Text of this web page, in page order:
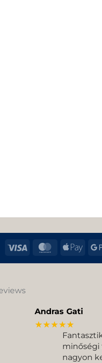
Visa MasterCard
Andras Gati
★★★★★
minőségi
nagyon